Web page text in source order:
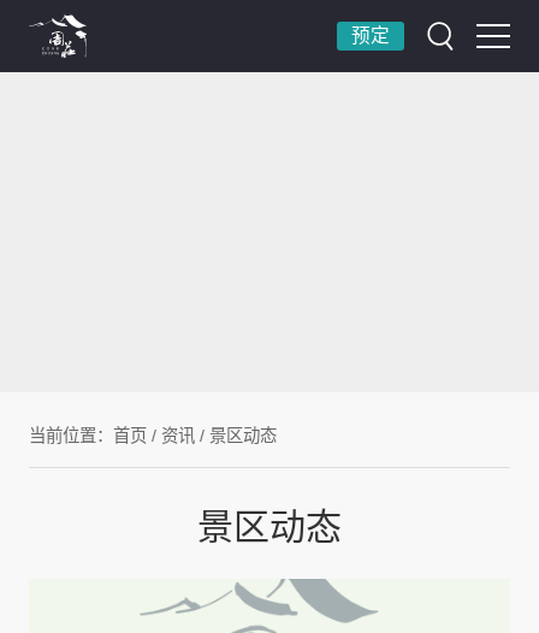
预定
当前位置： 首页 / 资讯 / 景区动态
景区动态